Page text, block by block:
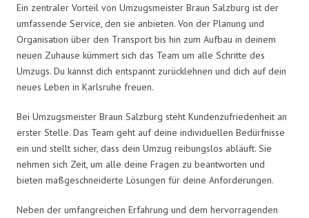
Ein zentraler Vorteil von Umzugsmeister Braun Salzburg ist der
umfassende Service, den sie anbieten. Von der Planung und
Organisation über den Transport bis hin zum Aufbau in deinem
neuen Zuhause kümmert sich das Team um alle Schritte des
Umzugs. Du kannst dich entspannt zurücklehnen und dich auf dein
neues Leben in Karlsruhe freuen.
Bei Umzugsmeister Braun Salzburg steht Kundenzufriedenheit an
erster Stelle. Das Team geht auf deine individuellen Bedürfnisse
ein und stellt sicher, dass dein Umzug reibungslos abläuft. Sie
nehmen sich Zeit, um alle deine Fragen zu beantworten und
bieten maßgeschneiderte Lösungen für deine Anforderungen.
Neben der umfangreichen Erfahrung und dem hervorragenden